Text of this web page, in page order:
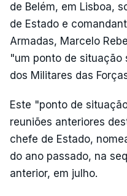
de Belém, em Lisboa,
de Estado e
Armadas, Marcelo
"um ponto de situação
dos Militares das
Este "ponto de
reuniões anteriores
chefe de Estado,
do ano passado, na
anterior, em julho.